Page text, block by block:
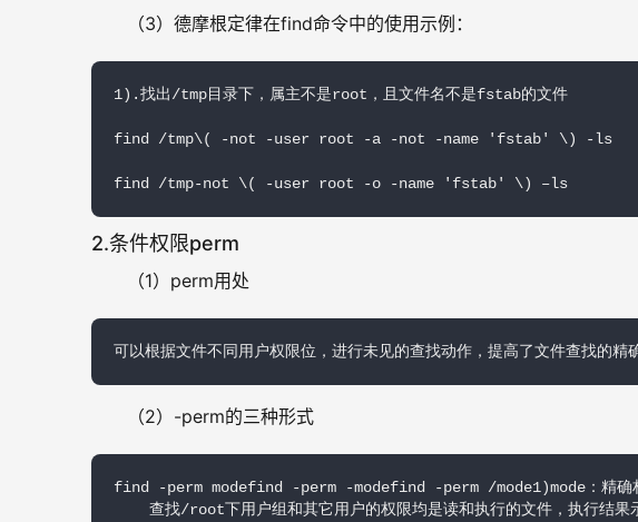
（3）德摩根定律在find命令中的使用示例：
1).找出/tmp目录下，属主不是root，且文件名不是fstab的文件
find /tmp\( -not -user root -a -not -name 'fstab' \) -ls
find /tmp-not \( -user root -o -name 'fstab' \) –ls
2.条件权限perm
（1）perm用处
可以根据文件不同用户权限位，进行未见的查找动作，提高了文件查找的
（2）-perm的三种形式
find -perm modefind -perm -modefind -perm /mode1)mode：精
查找/root下用户组和其它用户的权限均是读和执行的文件，执行结果